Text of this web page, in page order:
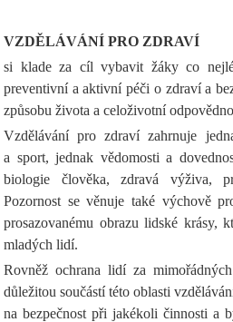
VZDĚLÁVÁNÍ PRO ZDRAVÍ
si klade za cíl vybavit žáky co
preventivní a aktivní péči o zdraví a
způsobu života a celoživotní
Vzdělávání pro zdraví zahrnuje
a sport, jednak vědomosti a
biologie člověka, zdravá výživa,
Pozornost se věnuje také výchově
prosazovanému obrazu lidské krásy,
mladých lidí.
Rovněž ochrana lidí za
důležitou součástí této oblasti
na bezpečnost při jakékoli činnosti a